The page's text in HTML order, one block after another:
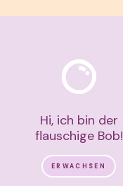
Hi, ich bin der
flauschige Bob!
ERWACHSEN